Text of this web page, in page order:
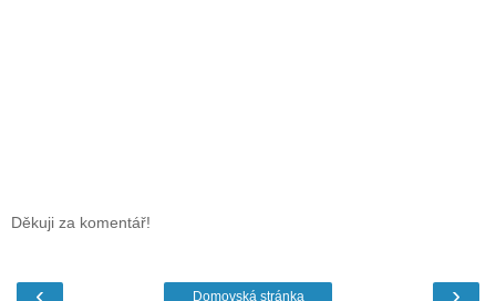
Děkuji za komentář!
Domovská stránka